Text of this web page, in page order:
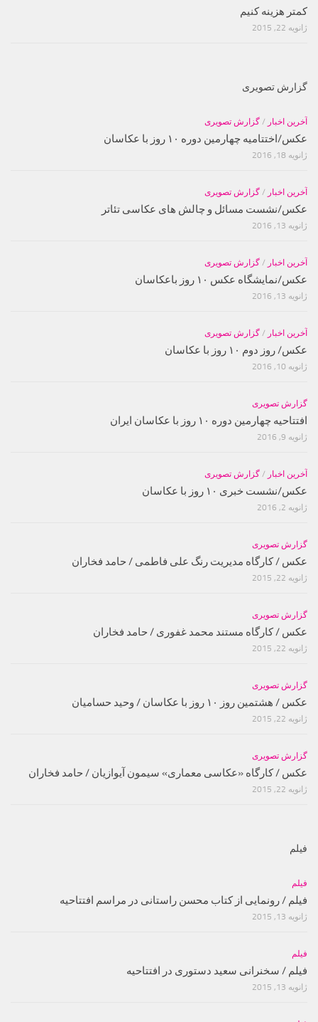
کمتر هزینه کنیم
ژانویه 22, 2015
گزارش تصویری
آخرین اخبار / گزارش تصویری
عکس/اختتامیه چهارمین دوره ۱۰ روز با عکاسان
ژانویه 18, 2016
آخرین اخبار / گزارش تصویری
عکس/نشست مسائل و چالش های عکاسی تئاتر
ژانویه 13, 2016
آخرین اخبار / گزارش تصویری
عکس/نمایشگاه عکس ۱۰ روز باعکاسان
ژانویه 13, 2016
آخرین اخبار / گزارش تصویری
عکس/ روز دوم ۱۰ روز با عکاسان
ژانویه 10, 2016
گزارش تصویری
افتتاحیه چهارمین دوره ۱۰ روز با عکاسان ایران
ژانویه 9, 2016
آخرین اخبار / گزارش تصویری
عکس/نشست خبری ۱۰ روز با عکاسان
ژانویه 2, 2016
گزارش تصویری
عکس / کارگاه مدیریت رنگ علی فاطمی / حامد فخاران
ژانویه 22, 2015
گزارش تصویری
عکس / کارگاه مستند محمد غفوری / حامد فخاران
ژانویه 22, 2015
گزارش تصویری
عکس / هشتمین روز ۱۰ روز با عکاسان / وحید حسامیان
ژانویه 22, 2015
گزارش تصویری
عکس / کارگاه «عکاسی معماری» سیمون آیوازیان / حامد فخاران
ژانویه 22, 2015
فیلم
فیلم
فیلم / رونمایی از کتاب محسن راستانی در مراسم افتتاحیه
ژانویه 13, 2015
فیلم
فیلم / سخنرانی سعید دستوری در افتتاحیه
ژانویه 13, 2015